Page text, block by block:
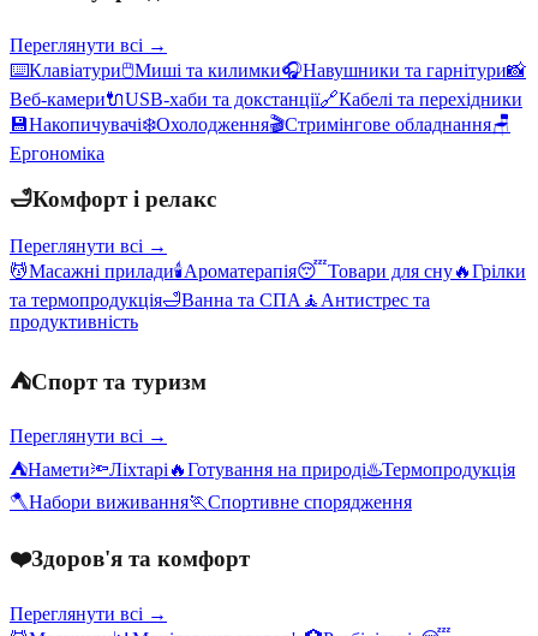
Переглянути всі →
⌨️Клавіатури🖱️Миші та килимки🎧Навушники та гарнітури📸
Веб-камери🔌USB-хаби та докстанції🔗Кабелі та перехідники
💾Накопичувачі❄️Охолодження🎬Стримінгове обладнання🪑
Ергономіка
🛁Комфорт і релакс
Переглянути всі →
💆Масажні прилади🕯️Ароматерапія😴Товари для сну🔥Грілки
та термопродукція🛁Ванна та СПА 🧘 Антистрес та
продуктивність
⛺Спорт та туризм
Переглянути всі →
⛺Намети🔦Ліхтарі 🔥Готування на природі♨️Термопродукція
🪓Набори виживання🏃Спортивне спорядження
❤️Здоров'я та комфорт
Переглянути всі →